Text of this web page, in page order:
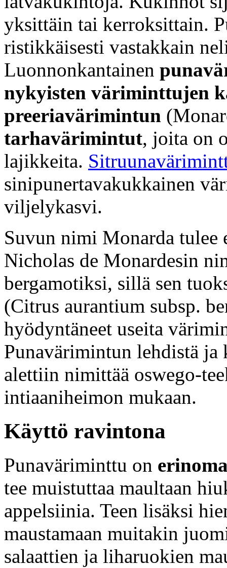
yksittäin tai kerroksittain.
ristikkäisesti vastakkain
Luonnonkantainen
nykyisten väriminttujen
preeriavärimintun
tarhavärimintut, joita on
lajikkeita.
sinipunertavakukkainen
viljelykasvi.
Suvun nimi Monarda tulee
Nicholas de Monardesin
bergamotiksi, sillä sen
(Citrus aurantium subsp.
hyödyntäneet useita
Punavärimintun lehdistä ja
alettiin nimittää oswego-
intiaaniheimon mukaan.
Käyttö ravintona
Punaväriminttu on
tee muistuttaa maultaan
appelsiinia. Teen lisäksi
maustamaan muitakin
salaattien ja liharuokien